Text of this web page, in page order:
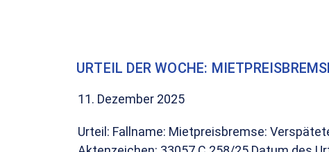
URTEIL DER WOCHE:
11. Dezember 2025
Urteil: Fallname: Mietpreisbremse: